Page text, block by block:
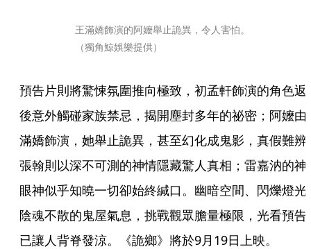
王滿嬌飾演的阿嬤舉止詭異，令人害怕。
（獨角鯨娛樂提供）
預告片則將驚悚氛圍推向極致，初孟軒飾演的角色返
後意外觸碰家族禁忌，揭開塵封多年的祕密；阿嬤由
滿嬌飾演，她舉止詭異，甚至幻化成鬼影，真假難辨
張翰則以深不可測的神情隱藏驚人真相；雷嘉汭的神
眼神似乎知曉一切卻始終緘口。幽暗空間、閃爍燈光
陰魂不散的鬼屋氣息，挑戰觀眾膽量極限，光看預告
已讓人背脊發涼。《詭鄉》將於9月19日上映。